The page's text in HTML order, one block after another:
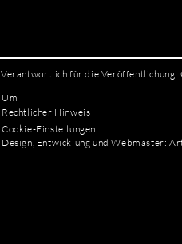
Verantwortlich für die Veröffentlichung:
Um
Rechtlicher Hinweis
Cookie-Einstellungen
Design, Entwicklung und Webmaster: